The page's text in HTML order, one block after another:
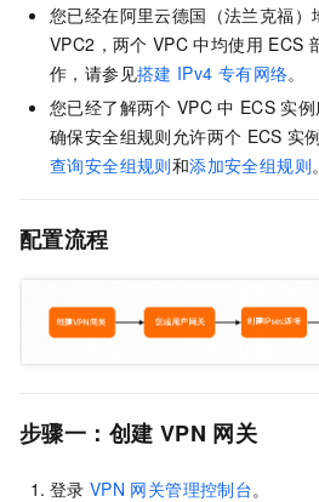
您已经在阿里云德国（法兰克福）
VPC2，两个 VPC 中均使用 ECS
作，请参见搭建 IPv4 专有网络。
您已经了解两个 VPC 中 ECS 实
确保安全组规则允许两个 ECS 实
查询安全组规则和添加安全组规则。
配置流程
步骤一：创建 VPN 网关
登录 VPN 网关管理控制台。